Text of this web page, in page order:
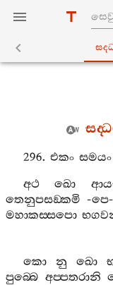
296. එකං සමයං
අථ
ඛො
තෙනුපසඞ‍්කමි -පෙ
මහාකස‍්සපො
කො නු ඛො
පුබ‍්බෙ අප‍්පතරානි